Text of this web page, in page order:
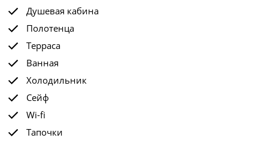
Душевая кабина
Полотенца
Терраса
Ванная
Холодильник
Сейф
Wi-fi
Тапочки